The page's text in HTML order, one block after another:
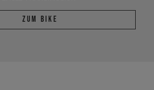
Zum Bike